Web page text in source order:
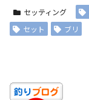
セッティング
セット
ブリ